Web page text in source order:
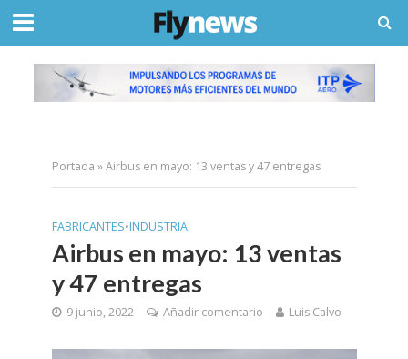
Portada »Airbus en mayo: 13 ventas y 47 entregas
FABRICANTES•INDUSTRIA
Airbus en mayo: 13 ventas
y 47 entregas
9 junio, 2022 Añadir comentario Luis Calvo